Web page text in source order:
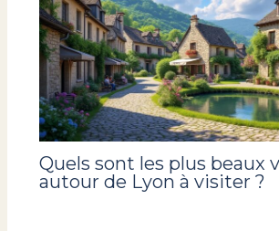
Quels sont les plus beaux
autour de Lyon à visiter ?